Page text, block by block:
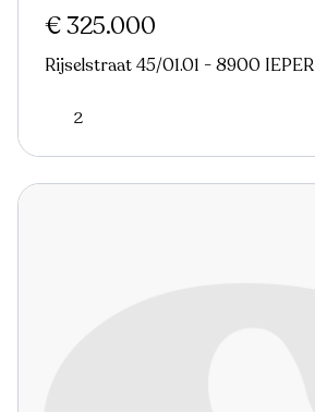
€ 325.000
Rijselstraat 45/01.01 - 8900 IEPER
2